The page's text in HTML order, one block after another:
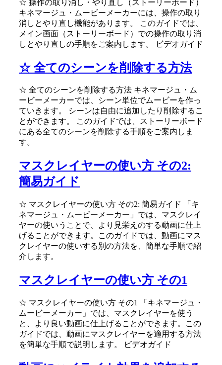
☆ 操作の取り消し・やり直し（ストーリーボード）
キネマージュ・ムービーメーカーには、操作の取り
消しとやり直し機能があります。 このガイドでは、
メイン画面（ストーリーボード）での操作の取り消
しとやり直しの手順をご案内します。 ビデオガイド
☆ 全てのシーンを削除する方法
☆ 全てのシーンを削除する方法 キネマージュ・ム
ービーメーカーでは、シーン単位でムービーを作っ
ていきます。 シーンは自由に追加したり削除するこ
とができます。 このガイドでは、ストーリーボード
にある全てのシーンを削除する手順をご案内しま
す。
マスクレイヤーの使い方 その2:
簡易ガイド
☆ マスクレイヤーの使い方 その2: 簡易ガイド 「キ
ネマージュ・ムービーメーカー」では、マスクレイ
ヤーの使いうことで、より見栄えのする動画に仕上
げることができます。このガイドでは、動画にマス
クレイヤーの使いする別の方法を、簡単な手順で紹
介します。
マスクレイヤーの使い方 その1
☆ マスクレイヤーの使い方 その1 「キネマージュ・
ムービーメーカー」では、マスクレイヤーを使う
と、より良い動画に仕上げることができます。この
ガイドでは、動画にマスクレイヤーを適用する方法
を簡単な手順で説明します。 ビデオガイド